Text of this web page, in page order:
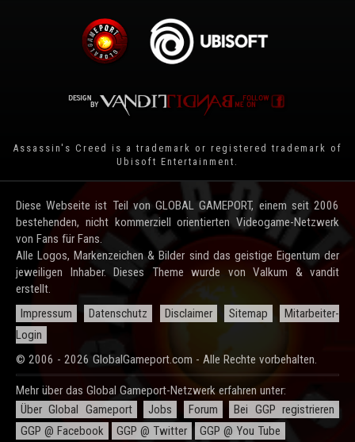
Assassin's Creed is a trademark or registered trademark of
Ubisoft Entertainment
Diese Webseite ist Teil von GLOBAL GAMEPORT, einem seit 2006
bestehenden, nicht kommerziell orientierten Videogame-Netzwerk
von Fans für Fans.
Alle Logos, Markenzeichen & Bilder sind das geistige Eigentum der
jeweiligen Inhaber. Dieses Theme wurde von Valkum & vandit
erstellt.
Impressum
Datenschutz Disclaimer Sitemap
Mitarbeiter-
Login
© 2006 - 2026 GlobalGameport.com - Alle Rechte vorbehalten.
Mehr über das Global Gameport-Netzwerk erfahren unter:
Über Global Gameport
Jobs Forum
Bei GGP registrieren
GGP @ Facebook
GGP @ Twitter GGP @ You Tube